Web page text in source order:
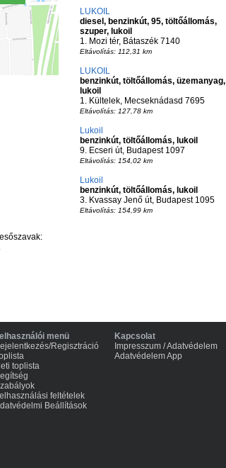
LUKOIL
diesel, benzinkút, 95, töltőállomás,
szuper, lukoil
1. Mozi tér, Bátaszék 7140
Eltávolítás: 112,31 km
LUKOIL
benzinkút, töltőállomás, üzemanyag,
lukoil
1. Kültelek, Mecseknádasd 7695
Eltávolítás: 127,78 km
Lukoil
benzinkút, töltőállomás, lukoil
9. Ecseri út, Budapest 1097
Eltávolítás: 154,02 km
Lukoil
benzinkút, töltőállomás, lukoil
3. Kvassay Jenő út, Budapest 1095
Eltávolítás: 154,99 km
menü
Regisztráció
toplista
feltételek
Beállítások
Kapcsolat
Impresszum / Adatvédelem
Adatvédelem App